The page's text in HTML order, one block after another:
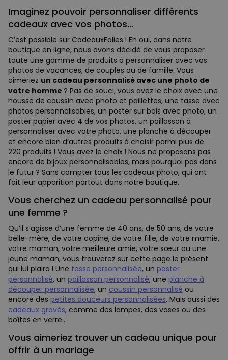
Imaginez pouvoir personnaliser différents
cadeaux avec vos photos…
C’est possible sur CadeauxFolies ! Eh oui, dans notre
boutique en ligne, nous avons décidé de vous proposer
toute une gamme de produits à personnaliser avec vos
photos de vacances, de couples ou de famille. Vous
aimeriez un cadeau personnalisé avec une photo de
votre homme ? Pas de souci, vous avez le choix avec une
housse de coussin avec photo et paillettes, une tasse avec
photos personnalisables, un poster sur bois avec photo, un
poster papier avec 4 de vos photos, un paillasson à
personnaliser avec votre photo, une planche à découper
et encore bien d’autres produits à choisir parmi plus de
220 produits ! Vous avez le choix ! Nous ne proposons pas
encore de bijoux personnalisables, mais pourquoi pas dans
le futur ? Sans compter tous les cadeaux photo, qui ont
fait leur apparition partout dans notre boutique.
Vous cherchez un cadeau personnalisé pour
une femme ?
Qu’il s’agisse d’une femme de 40 ans, de 50 ans, de votre
belle-mère, de votre copine, de votre fille, de votre mamie,
votre maman, votre meilleure amie, votre sœur ou une
jeune maman, vous trouverez sur cette page le présent
qui lui plaira ! Une tasse personnalisée, un poster
personnalisé, un paillasson personnalisé, une planche à
découper personnalisée, un coussin personnalisé ou
encore des petites douceurs personnalisées. Mais aussi des
cadeaux gravés, comme des lampes, des vases ou des
boîtes en verre…
Vous aimeriez trouver un cadeau unique pour
offrir à un mariage